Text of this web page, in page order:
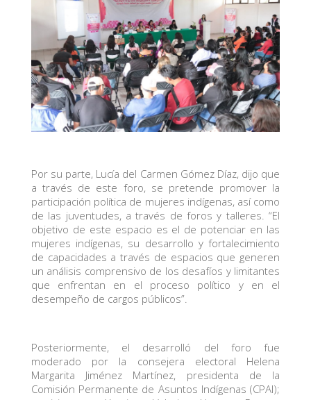
Por su parte, Lucía del Carmen Gómez Díaz, dijo que
a través de este foro, se pretende promover la
participación política de mujeres indígenas, así como
de las juventudes, a través de foros y talleres. “El
objetivo de este espacio es el de potenciar en las
mujeres indígenas, su desarrollo y fortalecimiento
de capacidades a través de espacios que generen
un análisis comprensivo de los desafíos y limitantes
que enfrentan en el proceso político y en el
desempeño de cargos públicos”.
Posteriormente, el desarrolló del foro fue
moderado por la consejera electoral Helena
Margarita Jiménez Martínez, presidenta de la
Comisión Permanente de Asuntos Indígenas (CPAI);